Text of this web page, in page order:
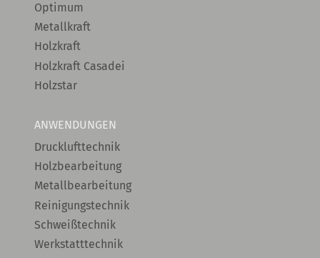
Optimum
Metallkraft
Holzkraft
Holzkraft Casadei
Holzstar
ANWENDUNGEN
Drucklufttechnik
Holzbearbeitung
Metallbearbeitung
Reinigungstechnik
Schweißtechnik
Werkstatttechnik